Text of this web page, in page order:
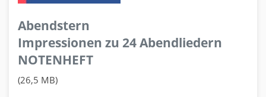
Abendstern
Impressionen zu 24 Abendliedern
NOTENHEFT
(26,5 MB)